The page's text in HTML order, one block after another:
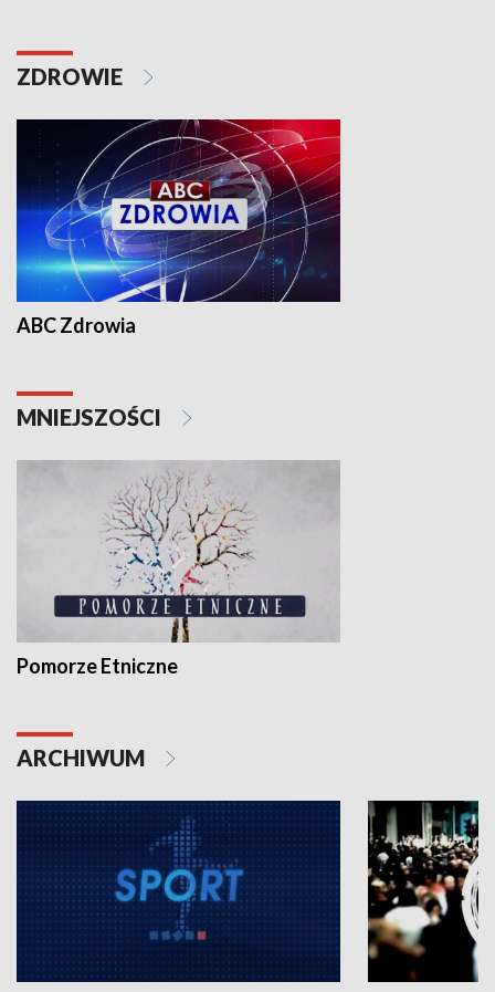
ZDROWIE
ABC Zdrowia
MNIEJSZOŚCI
Pomorze Etniczne
ARCHIWUM